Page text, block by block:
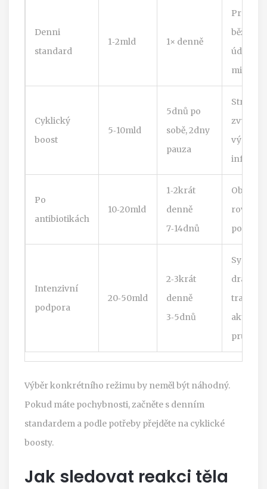
Denni
standard
1‑2mld 1× denně
běžná
údržba
Cyklický
boost
5‑10mld
5dnů po
sobě, 2dny
pauza
Stres,
zvýšený
výskyt
infekcí
Po
antibiotikách
10‑20mld
1‑2krát
denně
7‑14dnů
po léčbě
Intenzivní
podpora
20‑50mld
2‑3krát
denně
3‑5dnů
akutní
průjem
Výběr konkrétního režimu by neměl být náhodný.
Pokud máte pochybnosti, začněte s denním
standardem a podle potřeby přejděte na cyklické
boosty.
Jak sledovat reakci těla